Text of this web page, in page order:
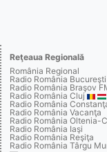
Reţeaua Regională
România Regional
Radio România
Radio România Braşov
Radio România Cluj
Radio România
Radio România Vacanţa
Radio România Oltenia-
Radio România Iaşi
Radio România Reşiţa
Radio România Târgu